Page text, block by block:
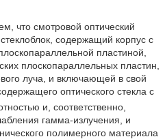
что смотровой оптический
содержащий корпус с
пластиной,
плоскопараллельных пластин,
луча, и включающей в свой
оптического стекла с
и, соответственно,
гамма-излучения, и
полимерного материала